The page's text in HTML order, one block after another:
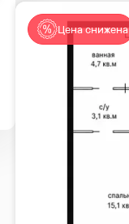
Цена снижена